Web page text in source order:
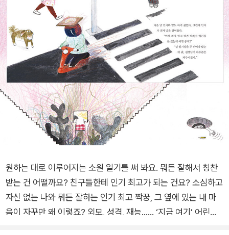
원하는 대로 이루어지는 소원 일기를 써 봐요. 뭐든 잘해서 칭찬
받는 건 어떨까요? 친구들한테 인기 최고가 되는 건요? 소심하고
자신 없는 나와 뭐든 잘하는 인기 최고 짝꿍, 그 옆에 있는 내 마
음이 자꾸만 왜 이렇죠? 외모, 성격, 재능…… ‘지금 여기’ 어린이